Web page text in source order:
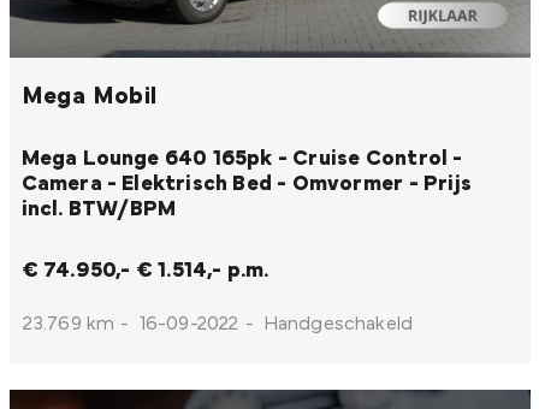
Mega Mobil
Mega Lounge 640 165pk - Cruise Control -
Camera - Elektrisch Bed - Omvormer - Prijs
incl. BTW/BPM
€ 74.950,- € 1.514,- p.m.
23.769 km - 16-09-2022 - Handgeschakeld